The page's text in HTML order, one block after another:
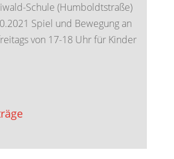
Schule (Humboldtstraße)
Spiel und Bewegung an
von 17-18 Uhr für Kinder